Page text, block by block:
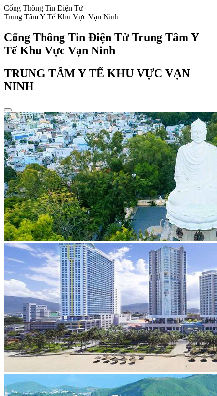
Cổng Thông Tin Điện Tử
Trung Tâm Y Tế Khu Vực Vạn Ninh
Cổng Thông Tin Điện Tử Trung Tâm Y
Tế Khu Vực Vạn Ninh
TRUNG TÂM Y TẾ KHU VỰC VẠN
NINH